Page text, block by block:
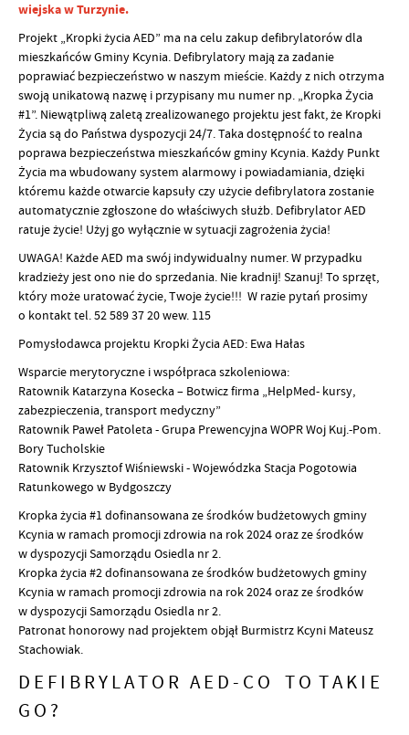
wiejska w Turzynie.
Projekt „Kropki życia AED” ma na celu zakup defibrylatorów dla
mieszkańców Gminy Kcynia. Defibrylatory mają za zadanie
poprawiać bezpieczeństwo w naszym mieście. Każdy z nich otrzyma
swoją unikatową nazwę i przypisany mu numer np. „Kropka Życia
#1”. Niewątpliwą zaletą zrealizowanego projektu jest fakt, że Kropki
Życia są do Państwa dyspozycji 24/7. Taka dostępność to realna
poprawa bezpieczeństwa mieszkańców gminy Kcynia. Każdy Punkt
Życia ma wbudowany system alarmowy i powiadamiania, dzięki
któremu każde otwarcie kapsuły czy użycie defibrylatora zostanie
automatycznie zgłoszone do właściwych służb. Defibrylator AED
ratuje życie! Użyj go wyłącznie w sytuacji zagrożenia życia!
UWAGA! Każde AED ma swój indywidualny numer. W przypadku
kradzieży jest ono nie do sprzedania. Nie kradnij! Szanuj! To sprzęt,
który może uratować życie, Twoje życie!!! W razie pytań prosimy
o kontakt tel. 52 589 37 20 wew. 115
Pomysłodawca projektu Kropki Życia AED: Ewa Hałas
Wsparcie merytoryczne i współpraca szkoleniowa:
Ratownik Katarzyna Kosecka – Botwicz firma „HelpMed- kursy,
zabezpieczenia, transport medyczny”
Ratownik Paweł Patoleta - Grupa Prewencyjna WOPR Woj Kuj.-Pom.
Bory Tucholskie
Ratownik Krzysztof Wiśniewski - Wojewódzka Stacja Pogotowia
Ratunkowego w Bydgoszczy
Kropka życia #1 dofinansowana ze środków budżetowych gminy
Kcynia w ramach promocji zdrowia na rok 2024 oraz ze środków
w dyspozycji Samorządu Osiedla nr 2.
Kropka życia #2 dofinansowana ze środków budżetowych gminy
Kcynia w ramach promocji zdrowia na rok 2024 oraz ze środków
w dyspozycji Samorządu Osiedla nr 2.
Patronat honorowy nad projektem objął Burmistrz Kcyni Mateusz
Stachowiak.
D E F I B R Y L A T O R A E D - C O T O T A K I E
G O ?